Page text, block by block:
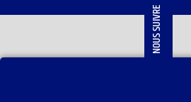
NOUS SUIVRE